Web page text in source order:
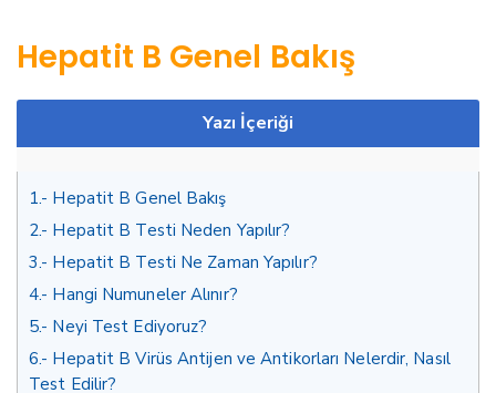
Hepatit B Genel Bakış
Yazı İçeriği
1. Hepatit B Genel Bakış
2. Hepatit B Testi Neden Yapılır?
3. Hepatit B Testi Ne Zaman Yapılır?
4. Hangi Numuneler Alınır?
5. Neyi Test Ediyoruz?
6. Hepatit B Virüs Antijen ve Antikorları Nelerdir, Nasıl
Test Edilir?